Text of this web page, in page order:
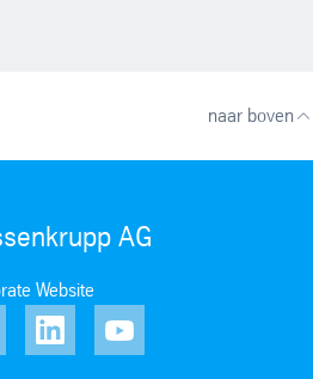
naar boven
AG
Website